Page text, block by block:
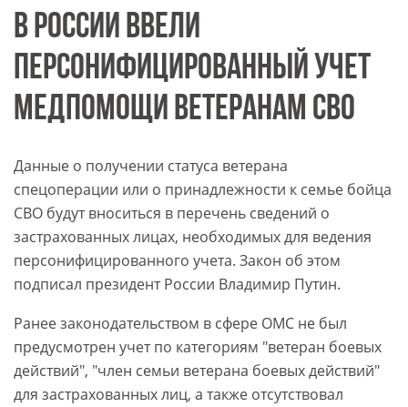
В РОССИИ ВВЕЛИ
ПЕРСОНИФИЦИРОВАННЫЙ УЧЕТ
МЕДПОМОЩИ ВЕТЕРАНАМ СВО
Данные о получении статуса ветерана
спецоперации или о принадлежности к семье бойца
СВО будут вноситься в перечень сведений о
застрахованных лицах, необходимых для ведения
персонифицированного учета. Закон об этом
подписал президент России Владимир Путин.
Ранее законодательством в сфере ОМС не был
предусмотрен учет по категориям "ветеран боевых
действий", "член семьи ветерана боевых действий"
для застрахованных лиц, а также отсутствовал